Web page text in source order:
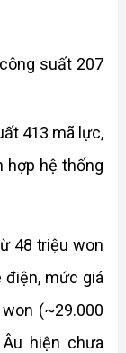
suất 207
413 mã lực,
hợp hệ thống
48 triệu won
điện, mức giá
(~29.000
hiện chưa